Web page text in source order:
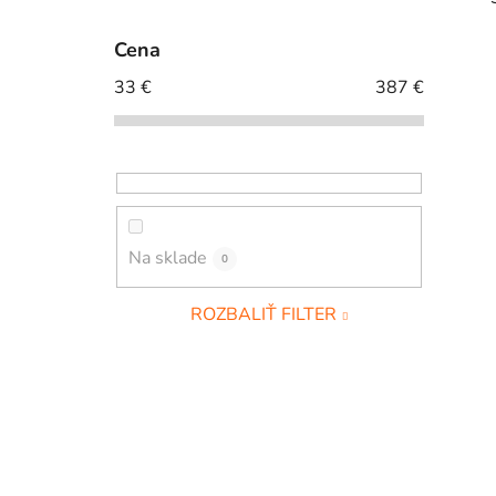
Cena
33 € 387 €
Na sklade 0
ROZBALIŤ FILTER